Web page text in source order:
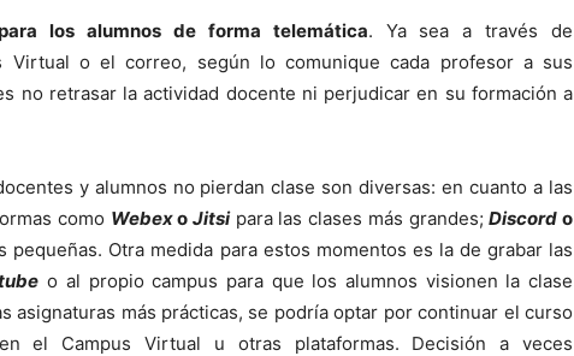
los alumnos de forma telemática. Ya sea a través de
Virtual o el correo, según lo comunique cada profesor a sus
no retrasar la actividad docente ni perjudicar en su formación a
y alumnos no pierdan clase son diversas: en cuanto a las
como WebexoJitsi para las clases más grandes;Discordo
pequeñas. Otra medida para estos momentos es la de grabar las
o al propio campus para que los alumnos visionen la clase
asignaturas más prácticas, se podría optar por continuar el curso
el Campus Virtual u otras plataformas. Decisión a veces